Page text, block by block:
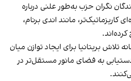
نگران حزب به‌طور علنی درباره
کاریزماتیک‌تر، مانند اندی برنام،
تلاش بریتانیا برای ایجاد توازن میان
به فضای مانور مستقل‌تر در